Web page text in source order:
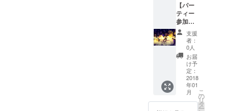
【パー
ティー
参加
権】 応
援お願
いしま
す。
サービ
ス開始
と同時
にささ
やかな
パー
支援
者：
0人
お届
け予
定：
2018
年01
月
こ
の
リ
タ
ー